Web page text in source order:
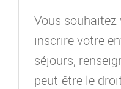
Vous
inscrire votre
séjours,
peut-être le